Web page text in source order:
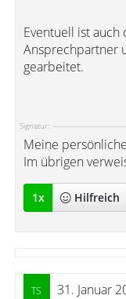
Eventuell ist
Ansprechpartner
gearbeitet.
Signatur:
Meine
Im übrigen
1x Hilfreich
31. Januar